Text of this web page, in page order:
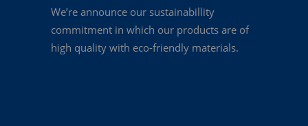
We’re announce our sustainabillity
commitment in which our products are of
high quality with eco-friendly materials.